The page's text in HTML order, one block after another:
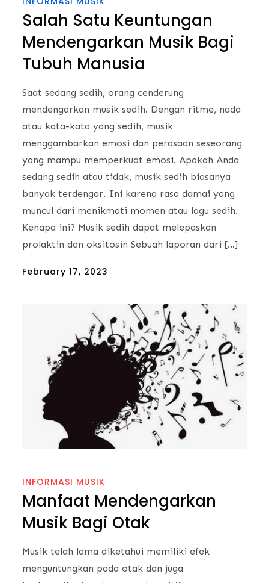
Salah Satu Keuntungan
Mendengarkan Musik Bagi
Tubuh Manusia
Saat sedang sedih, orang cenderung
mendengarkan musik sedih. Dengan ritme, nada
atau kata-kata yang sedih, musik
menggambarkan emosi dan perasaan seseorang
yang mampu memperkuat emosi. Apakah Anda
sedang sedih atau tidak, musik sedih biasanya
banyak terdengar. Ini karena rasa damai yang
muncul dari menikmati momen atau lagu sedih.
Kenapa ini? Musik sedih dapat melepaskan
prolaktin dan oksitosin Sebuah laporan dari […]
Posted
February 17, 2023
INFORMASI MUSIK
Manfaat Mendengarkan
Musik Bagi Otak
Musik telah lama diketahui memiliki efek
menguntungkan pada otak dan juga